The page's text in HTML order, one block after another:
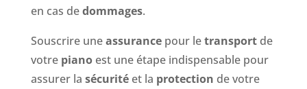
en cas dedommages.
Souscrire uneassurancepour letransportde
votre pianoest une étape indispensable pour
assurer la sécuritéet la protection de votre